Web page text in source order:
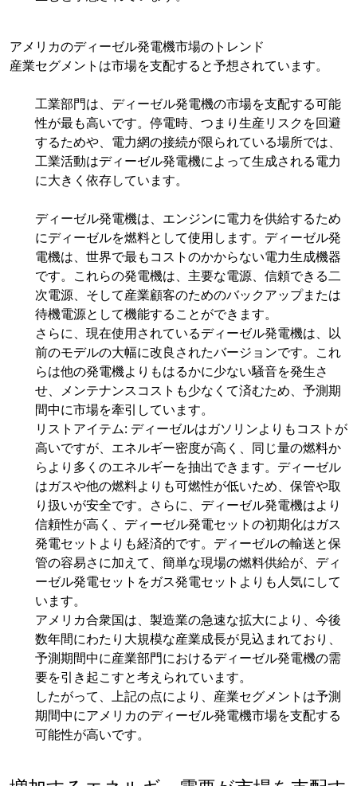
アメリカのディーゼル発電機市場のトレンド
産業セグメントは市場を支配すると予想されています。
工業部門は、ディーゼル発電機の市場を支配する可能
性が最も高いです。停電時、つまり生産リスクを回避
するためや、電力網の接続が限られている場所では、
工業活動はディーゼル発電機によって生成される電力
に大きく依存しています。
ディーゼル発電機は、エンジンに電力を供給するため
にディーゼルを燃料として使用します。ディーゼル発
電機は、世界で最もコストのかからない電力生成機器
です。これらの発電機は、主要な電源、信頼できる二
次電源、そして産業顧客のためのバックアップまたは
待機電源として機能することができます。
さらに、現在使用されているディーゼル発電機は、以
前のモデルの大幅に改良されたバージョンです。これ
らは他の発電機よりもはるかに少ない騒音を発生さ
せ、メンテナンスコストも少なくて済むため、予測期
間中に市場を牽引しています。
リストアイテム: ディーゼルはガソリンよりもコストが
高いですが、エネルギー密度が高く、同じ量の燃料か
らより多くのエネルギーを抽出できます。ディーゼル
はガスや他の燃料よりも可燃性が低いため、保管や取
り扱いが安全です。さらに、ディーゼル発電機はより
信頼性が高く、ディーゼル発電セットの初期化はガス
発電セットよりも経済的です。ディーゼルの輸送と保
管の容易さに加えて、簡単な現場の燃料供給が、ディ
ーゼル発電セットをガス発電セットよりも人気にして
います。
アメリカ合衆国は、製造業の急速な拡大により、今後
数年間にわたり大規模な産業成長が見込まれており、
予測期間中に産業部門におけるディーゼル発電機の需
要を引き起こすと考えられています。
したがって、上記の点により、産業セグメントは予測
期間中にアメリカのディーゼル発電機市場を支配する
可能性が高いです。